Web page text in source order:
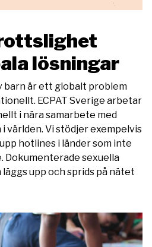
lösningar
barn är ett globalt problem
ECPAT Sverige arbetar
i nära samarbete med
världen. Vi stödjer exempelvis
hotlines i länder som inte
Dokumenterade sexuella
upp och sprids på nätet